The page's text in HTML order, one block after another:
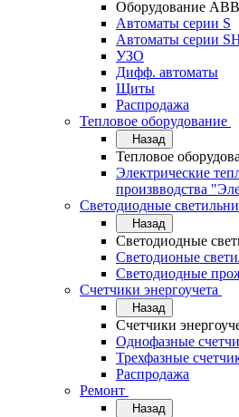
Оборудование АВВ
Автоматы серии S
Автоматы серии
УЗО
Дифф. автоматы
Щиты
Распродажа
Тепловое оборудование
Назад
Тепловое
Электрические
произвводства
Светодиодные
Назад
Светодиодные
Светодионые
Светодиодные
Счетчики энергоучета
Назад
Счетчики
Однофазные
Трехфазные
Распродажа
Ремонт
Назад